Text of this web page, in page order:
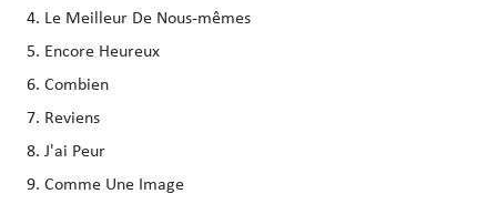
Le Meilleur De Nous-mêmes
Encore Heureux
Combien
Reviens
J'ai Peur
Comme Une Image